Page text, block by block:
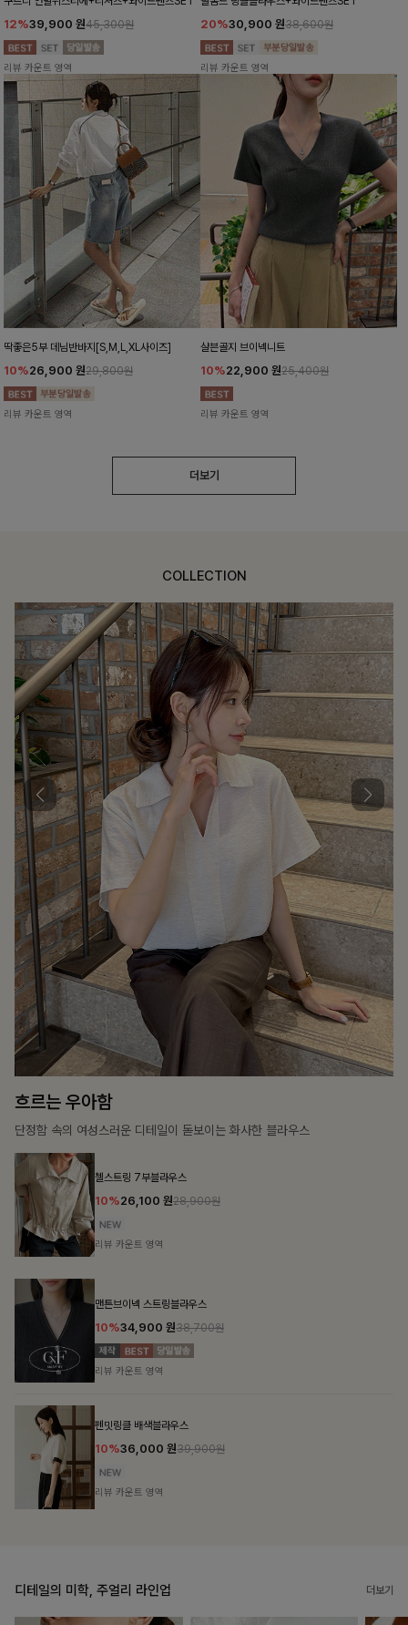
12%39,900 원45,300원
리뷰 카운트 영역
20%30,900 원38,600원
리뷰 카운트 영역
딱좋은5부 데님반바지[S,M,L,XL사이즈]
10%26,900 원29,800원
리뷰 카운트 영역
샬븐골지 브이넥니트
10%22,900 원25,400원
리뷰 카운트 영역
더보기
COLLECTION
가벼운 계절감
탄탄한 소재와 깔끔한 핏, 매일 손이 가는 데일리 티셔츠
몽즐라운드 베이직티셔츠
16,900원
리뷰 카운트 영역
칠킷배색 프린팅맨투맨티
22,900
리뷰 카운트 영역
브쉘모달 프린팅티셔츠
17,900
리뷰 카운트 영역
디테일의 미학, 주얼리 라인업 더보기